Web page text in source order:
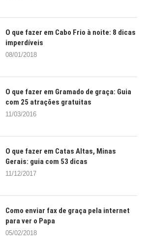
O que fazer em Cabo Frio à noite: 8 dicas
imperdíveis
08/01/2018
O que fazer em Gramado de graça: Guia
com 25 atrações gratuitas
11/03/2016
O que fazer em Catas Altas, Minas
Gerais: guia com 53 dicas
11/12/2017
Como enviar fax de graça pela internet
para ver o Papa
05/02/2018